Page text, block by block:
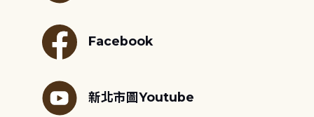
Facebook
新北市圖Youtube